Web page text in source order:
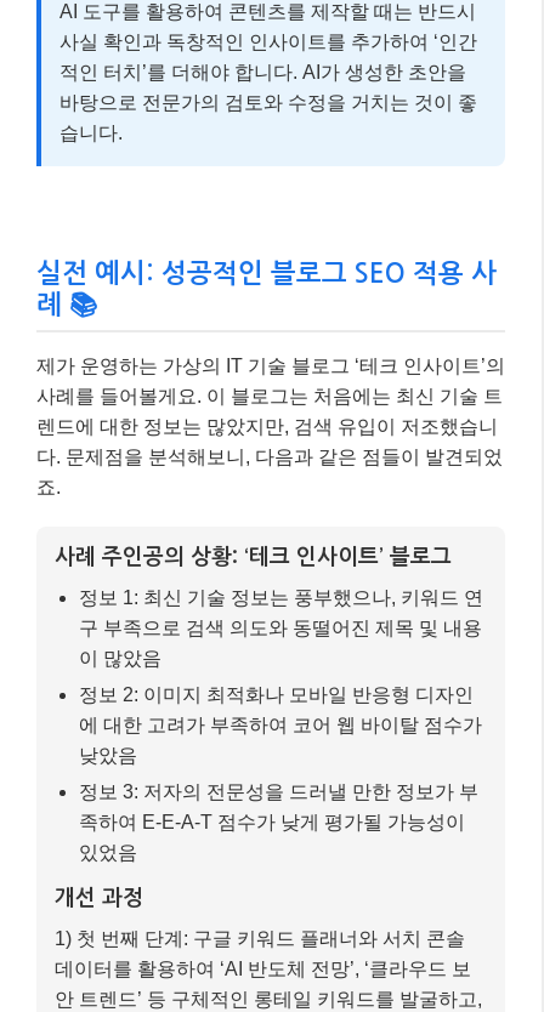
AI 도구를 활용하여 콘텐츠를 제작할 때는 반드시
사실 확인과 독창적인 인사이트를 추가하여 ‘인간
적인 터치’를 더해야 합니다. AI가 생성한 초안을
바탕으로 전문가의 검토와 수정을 거치는 것이 좋
습니다.
실전 예시: 성공적인 블로그 SEO 적용 사
례 📚
제가 운영하는 가상의 IT 기술 블로그 ‘테크 인사이트’의
사례를 들어볼게요. 이 블로그는 처음에는 최신 기술 트
렌드에 대한 정보는 많았지만, 검색 유입이 저조했습니
다. 문제점을 분석해보니, 다음과 같은 점들이 발견되었
죠.
사례 주인공의 상황: ‘테크 인사이트’ 블로그
정보 1: 최신 기술 정보는 풍부했으나, 키워드 연
구 부족으로 검색 의도와 동떨어진 제목 및 내용
이 많았음
정보 2: 이미지 최적화나 모바일 반응형 디자인
에 대한 고려가 부족하여 코어 웹 바이탈 점수가
낮았음
정보 3: 저자의 전문성을 드러낼 만한 정보가 부
족하여 E-E-A-T 점수가 낮게 평가될 가능성이
있었음
개선 과정
1) 첫 번째 단계: 구글 키워드 플래너와 서치 콘솔
데이터를 활용하여 ‘AI 반도체 전망’, ‘클라우드 보
안 트렌드’ 등 구체적인 롱테일 키워드를 발굴하고,